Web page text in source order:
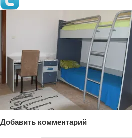
Добавить комментарий